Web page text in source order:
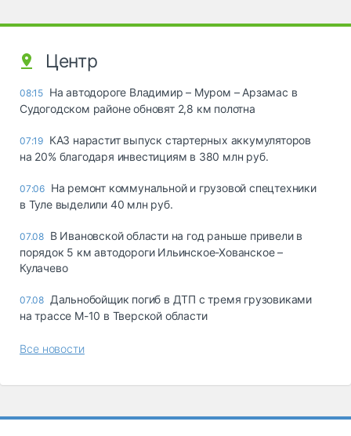
Центр
08:15 На автодороге Владимир – Муром – Арзамас в
Судогодском районе обновят 2,8 км полотна
07:19 КАЗ нарастит выпуск стартерных аккумуляторов
на 20% благодаря инвестициям в 380 млн руб.
07:06 На ремонт коммунальной и грузовой спецтехники
в Туле выделили 40 млн руб.
07.08 В Ивановской области на год раньше привели в
порядок 5 км автодороги Ильинское-Хованское –
Кулачево
07.08 Дальнобойщик погиб в ДТП с тремя грузовиками
на трассе М-10 в Тверской области
Все новости